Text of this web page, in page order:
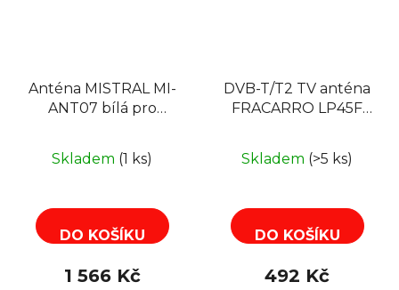
Anténa MISTRAL MI-
ANT07 bílá pro
Skladem (1 ks)
DO KOŠÍKU
1 566 Kč
DVB-T/T2 TV anténa
FRACARRO LP45F
Skladem (>5 ks)
DO KOŠÍKU
492 Kč